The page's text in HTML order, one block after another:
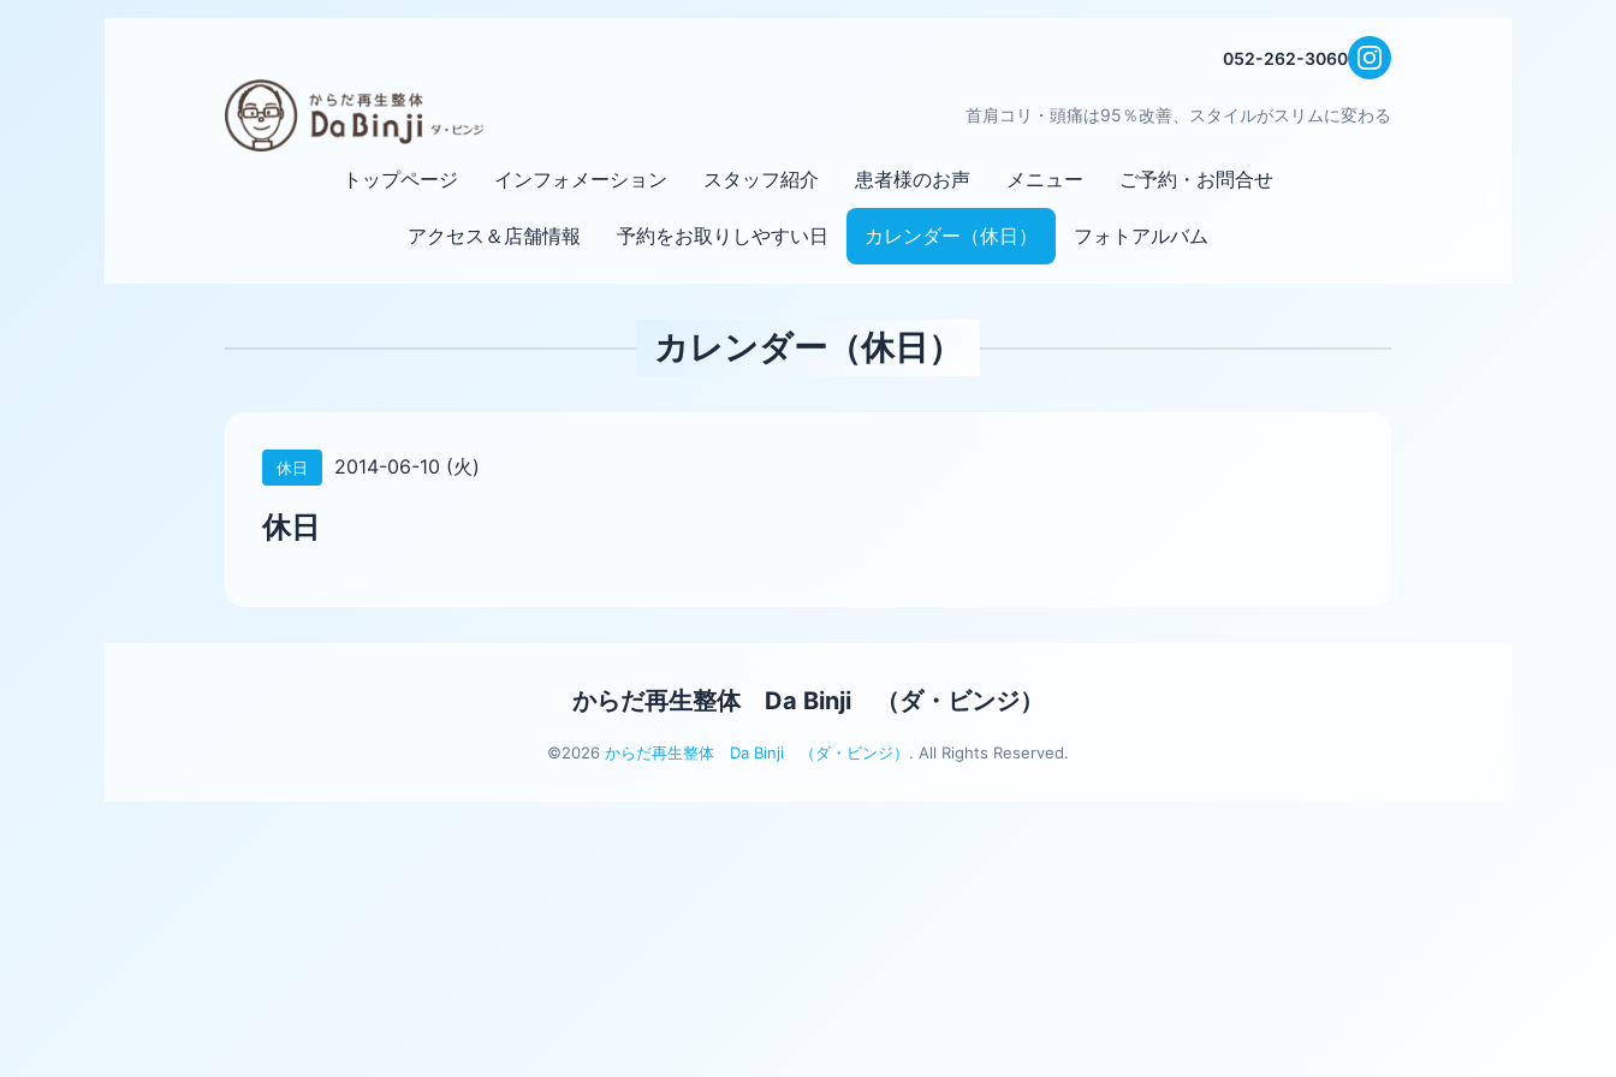
052-262-3060
首肩コリ・頭痛は95％改善、スタイルがスリムに変わる
トップページ インフォメーション スタッフ紹介 患者様のお声 メニュー ご予約・お問合せ
アクセス＆店舗情報 予約をお取りしやすい日 カレンダー（休日） フォトアルバム
カレンダー（休日）
休日 2014-06-10 (火)
休日
からだ再生整体 Da Binji （ダ・ビンジ）
©2026 からだ再生整体 Da Binji （ダ・ビンジ） . All Rights Reserved.